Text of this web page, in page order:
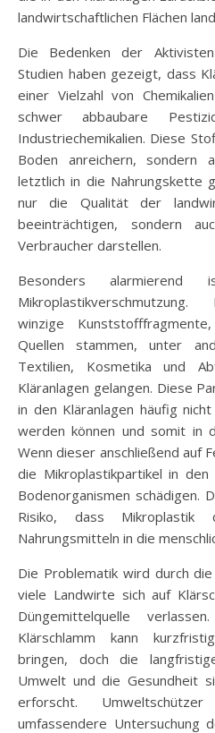
landwirtschaftlichen Flächen
Die Bedenken der
Studien haben gezeigt, dass
einer Vielzahl von
schwer abbaubare
Industriechemikalien. Diese
Boden anreichern, sondern
letztlich in die Nahrungskette
nur die Qualität der
beeinträchtigen, sondern
Verbraucher darstellen.
Besonders
winzige
Quellen stammen, unter
Textilien, Kosmetika und
Kläranlagen gelangen. Diese
in den Kläranlagen häufig
werden können und somit in
Wenn dieser anschließend auf
die Mikroplastikpartikel in
Bodenorganismen schädigen.
Risiko, dass
Nahrungsmitteln in die
Die Problematik wird durch
viele Landwirte sich auf
Düngemittelquelle
Klärschlamm kann
bringen, doch die
Umwelt und die Gesundheit
erforscht.
umfassendere Untersuchung